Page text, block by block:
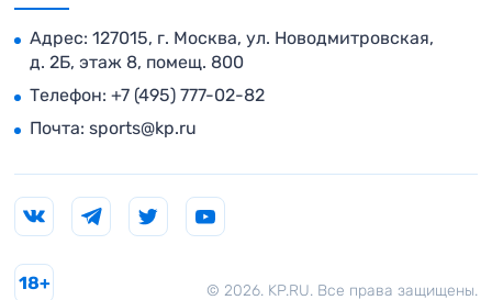
Адрес: 127015, г. Москва, ул. Новодмитровская,
д. 2Б, этаж 8, помещ. 800
Телефон: +7 (495) 777-02-82
Почта: sports@kp.ru
© 2026. KP.RU. Все права защищены.
18+